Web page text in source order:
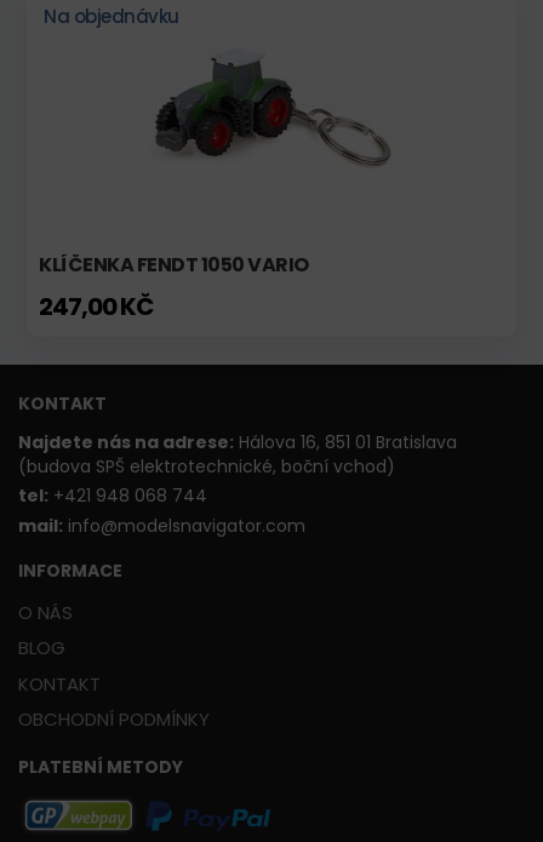
Na objednávku
KLÍČENKA FENDT 1050 VARIO
247,00 KČ
KONTAKT
Najdete nás na adrese: Hálova 16, 851 01 Bratislava
(budova SPŠ elektrotechnické, boční vchod)
tel: +421 948 068 744
mail: info@modelsnavigator.com
INFORMACE
O NÁS
BLOG
KONTAKT
OBCHODNÍ PODMÍNKY
PLATEBNÍ METODY